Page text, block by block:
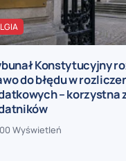
Konstytucyjny
do błędu w
– korzystna
Wyświetleń